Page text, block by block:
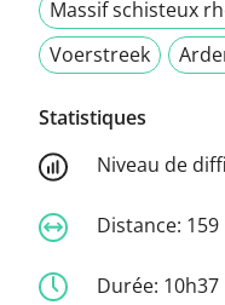
Massif schisteux
Voerstreek
Statistiques
Niveau de
Distance: 159
Durée: 10h37